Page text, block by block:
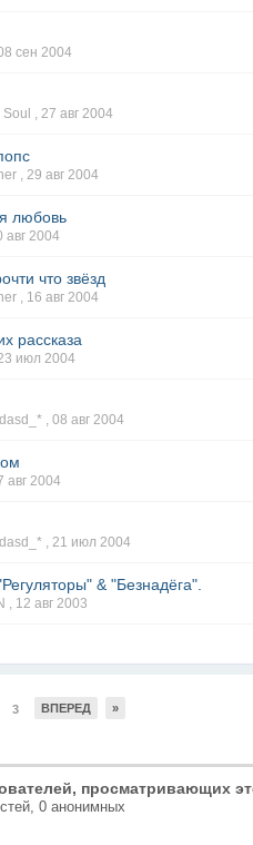
сен 2004
Soul ,27 авг 2004
,29 авг 2004
любовь
авг 2004
что звёзд
, 16 авг 2004
рассказа
июл 2004
,08 авг 2004
авг 2004
,21 июл 2004
& "Безнадёга".
, 12 авг 2003
3 ВПЕРЕД »
просматривающих
0 анонимных